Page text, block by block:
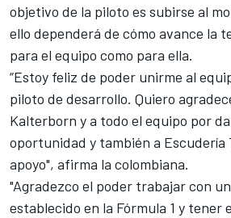
objetivo de la piloto es subirse al
ello dependerá de cómo avance la
para el equipo como para ella.
“Estoy feliz de poder unirme al
piloto de desarrollo. Quiero
Kalterborn y a todo el equipo por
oportunidad y también a Escudería
apoyo", afirma la colombiana.
"Agradezco el poder trabajar con
establecido en la Fórmula 1 y tener